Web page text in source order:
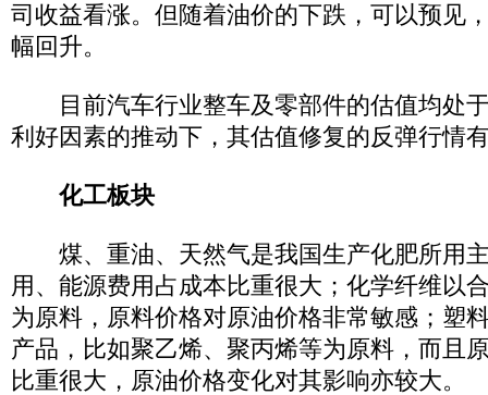
司收益看涨。但随着油价的下跌，可以预见
幅回升。
目前汽车行业整车及零部件的估值均处
利好因素的推动下，其估值修复的反弹行情
化工板块
煤、重油、天然气是我国生产化肥所用
用、能源费用占成本比重很大；化学纤维以
为原料，原料价格对原油价格非常敏感；塑
产品，比如聚乙烯、聚丙烯等为原料，而且
比重很大，原油价格变化对其影响亦较大。